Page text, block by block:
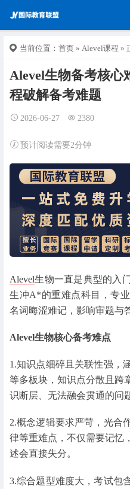
当前位置： 首页 » Alevel课程 »
Alevel生物备考核心
程破解备考难题
2026-06-27 2380
预计阅读需要2分钟
Alevel生物一直是典型的入
生冲A*的重难点科目，专
名词晦涩难记，影响审题与
Alevel生物核心备考难点
1.知识点细碎且关联性强，
等多板块，知识点分散且跨
识断层、无法融会贯通的问
2.概念逻辑要求严苛，光合
律等重难点，不仅需要记忆
述会直接失分。
3.综合题型难度大，考试包